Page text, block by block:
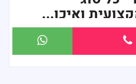
ואיכו...